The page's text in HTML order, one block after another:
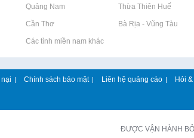
vặt tại Quảng Nam Rao vặt tại Thừa Thiên Huế
vặt tại Cần Thơ Rao vặt tại Bà Rịa - Vũng Tàu
vặt tại Các tỉnh miền nam khác
| Chính sách bảo mật | Liên hệ quảng cáo | Hỏi
ĐƯỢC VẬN HÀNH